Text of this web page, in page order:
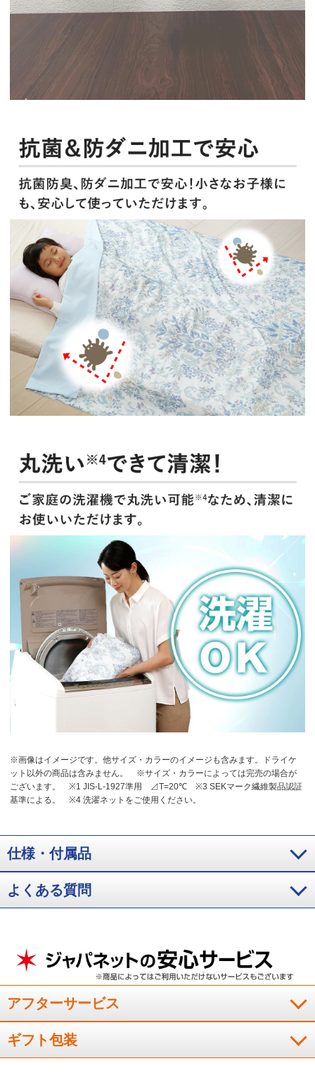
※画像はイメージです。他サイズ・カラーのイメージも含みます。ドライケ
ット以外の商品は含みません。
※サイズ・カラーによっては完売の場合が
ございます。
※1 JIS-L-1927準用 ⊿T=20℃
※3 SEKマーク繊維製品認証
基準による。
※4 洗濯ネットをご使用ください。
仕様・付属品
よくある質問
アフターサービス
ギフト包装